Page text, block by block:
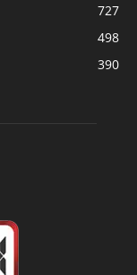
727
498
390